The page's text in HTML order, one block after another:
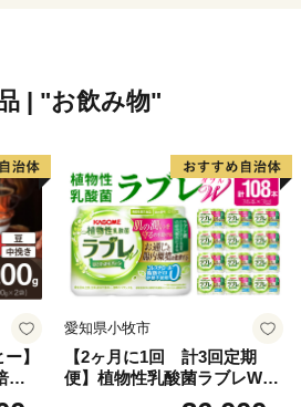
エリアにあたる尼崎城址公園内に
となり、
時を越えてついに尼崎城が蘇り
| "お飲み物"
】
珈
）
愛知県小牧市
【2ヶ月に1回 計3回定期
便】植物性乳酸菌ラブレW
プレーン36本（計108本）